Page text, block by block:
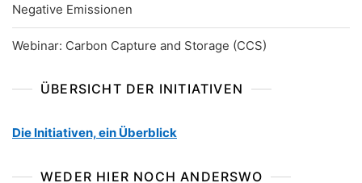
Negative Emissionen
Webinar: Carbon Capture and Storage (CCS)
ÜBERSICHT DER INITIATIVEN
Die Initiativen, ein Überblick
WEDER HIER NOCH ANDERSWO